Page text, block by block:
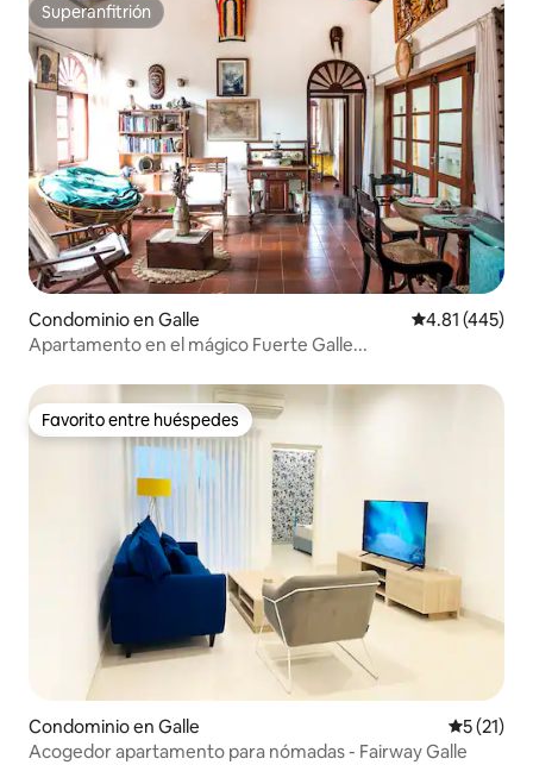
Superanfitrión
Superanfitrión
Condominio en Galle Calificación
4.81 (445)
Apartamento en el mágico Fuerte Galle...
Favorito entre huéspedes
Favorito entre huéspedes
Condominio en Galle
5 (21)
Acogedor apartamento para nómadas - Fairway Galle